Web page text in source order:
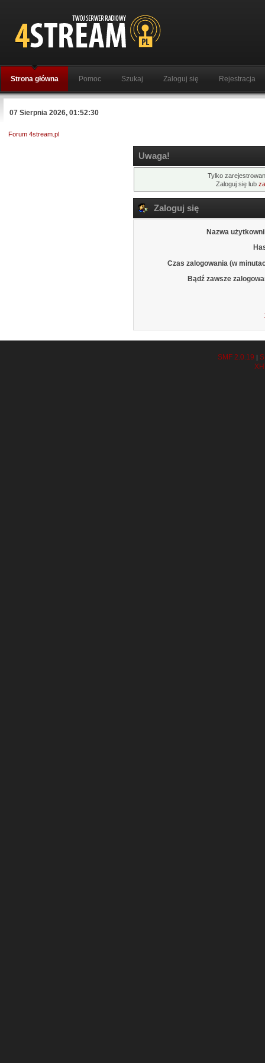
Strona główna Pomoc Szukaj Zaloguj się Rejestracja
07 Sierpnia 2026, 01:52:30
Forum 4stream.pl
Uwaga!
Tylko
Zaloguj się lub
Zaloguj się
Nazwa
Czas zalogowania (w
Bądź zawsze
SMF 2.0.19 |